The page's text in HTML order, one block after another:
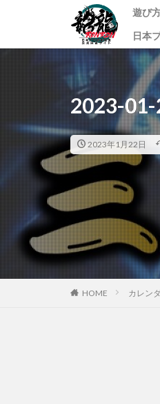
遊び
龍
ル
課
日本
2023-
2023年1月22日
HOME カレン